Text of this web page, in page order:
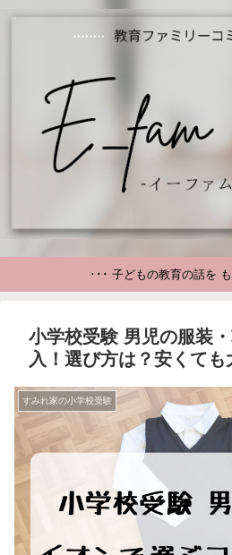
･･･ 子どもの教育の話を
小学校受験 男児の服装
入！選び方は？安くても
すみれ家の小学校受験